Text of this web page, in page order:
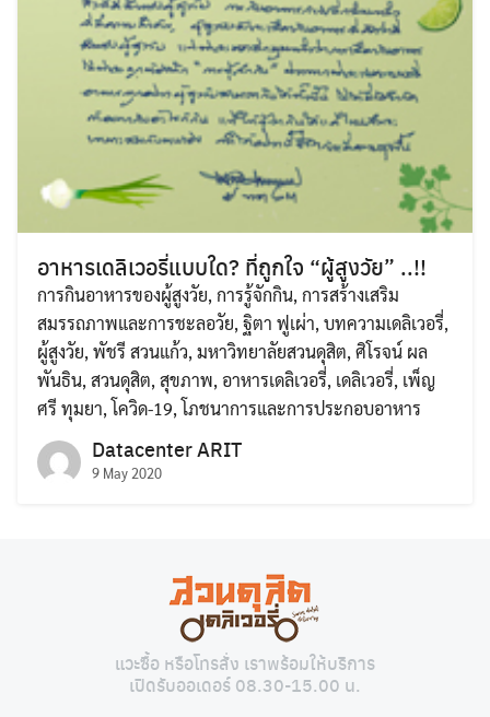
Search
อาหารเดลิเวอรี่แบบใด? ที่ถูกใจ “ผู้สูงวัย” ..!!
การกินอาหารของผู้สูงวัย, การรู้จักกิน, การสร้างเสริม
สมรรถภาพและการชะลอวัย, ฐิตา ฟูเผ่า, บทความเดลิเวอรี่,
ผู้สูงวัย, พัชรี สวนแก้ว, มหาวิทยาลัยสวนดุสิต, ศิโรจน์ ผล
พันธิน, สวนดุสิต, สุขภาพ, อาหารเดลิเวอรี่, เดลิเวอรี่, เพ็ญ
ศรี ทุมยา, โควิด-19, โภชนาการและการประกอบอาหาร
Datacenter ARIT
9 May 2020
แวะซื้อ หรือโทรสั่ง เราพร้อมให้บริการ
เปิดรับออเดอร์ 08.30-15.00 น.